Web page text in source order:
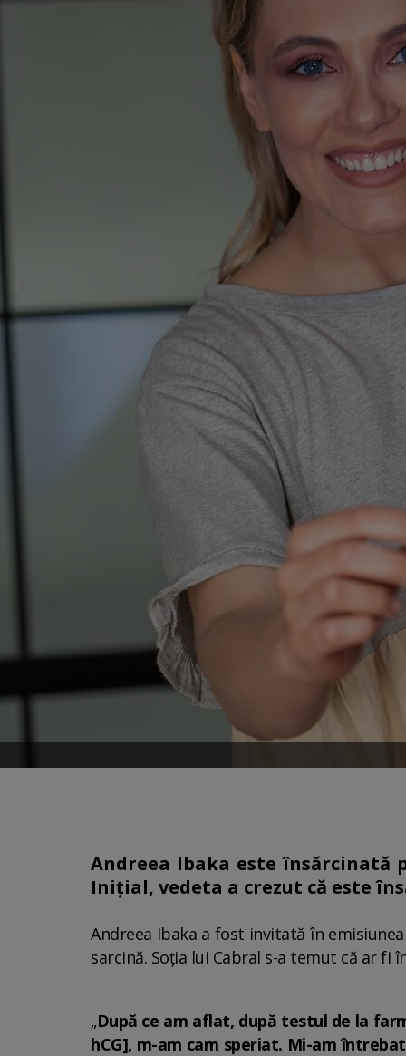
Andreea Ibaka este însărcinată
Inițial, vedeta a crezut că este
Andreea Ibaka a fost invitată în
sarcină. Soția lui Cabral s-a temut că ar fi
„După ce am aflat, după testul de la
hCG], m-am cam speriat. Mi-am